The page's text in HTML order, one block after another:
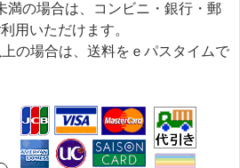
満の場合は、コンビニ・銀行・郵
用いただけます。
の場合は、送料をｅパスタイムで